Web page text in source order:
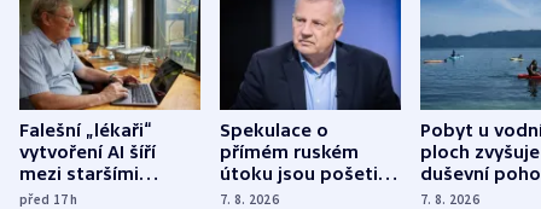
Falešní „lékaři“
vytvoření AI šíří
mezi staršími
Poláky nebezpečné
před 17h
Spekulace o
přímém ruském
útoku jsou pošetilé,
míní estonský
7. 8. 2026
Pobyt u
ploch zvyšuje
duševní
ukázala
7. 8. 2026